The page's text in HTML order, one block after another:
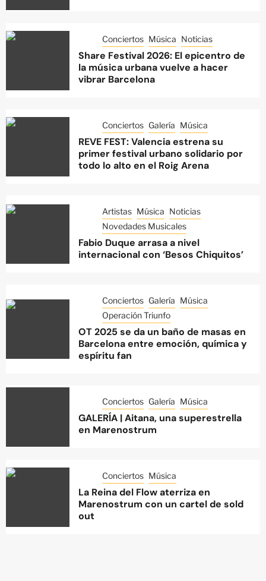
Conciertos Música Noticias
Share Festival 2026: El epicentro de
la música urbana vuelve a hacer
vibrar Barcelona
Conciertos Galería Música
REVE FEST: Valencia estrena su
primer festival urbano solidario por
todo lo alto en el Roig Arena
Artistas Música Noticias
Novedades Musicales
Fabio Duque arrasa a nivel
internacional con ‘Besos Chiquitos’
Conciertos Galería Música
Operación Triunfo
OT 2025 se da un baño de masas en
Barcelona entre emoción, química y
espíritu fan
Conciertos Galería Música
GALERÍA | Aitana, una superestrella
en Marenostrum
Conciertos Música
La Reina del Flow aterriza en
Marenostrum con un cartel de sold
out